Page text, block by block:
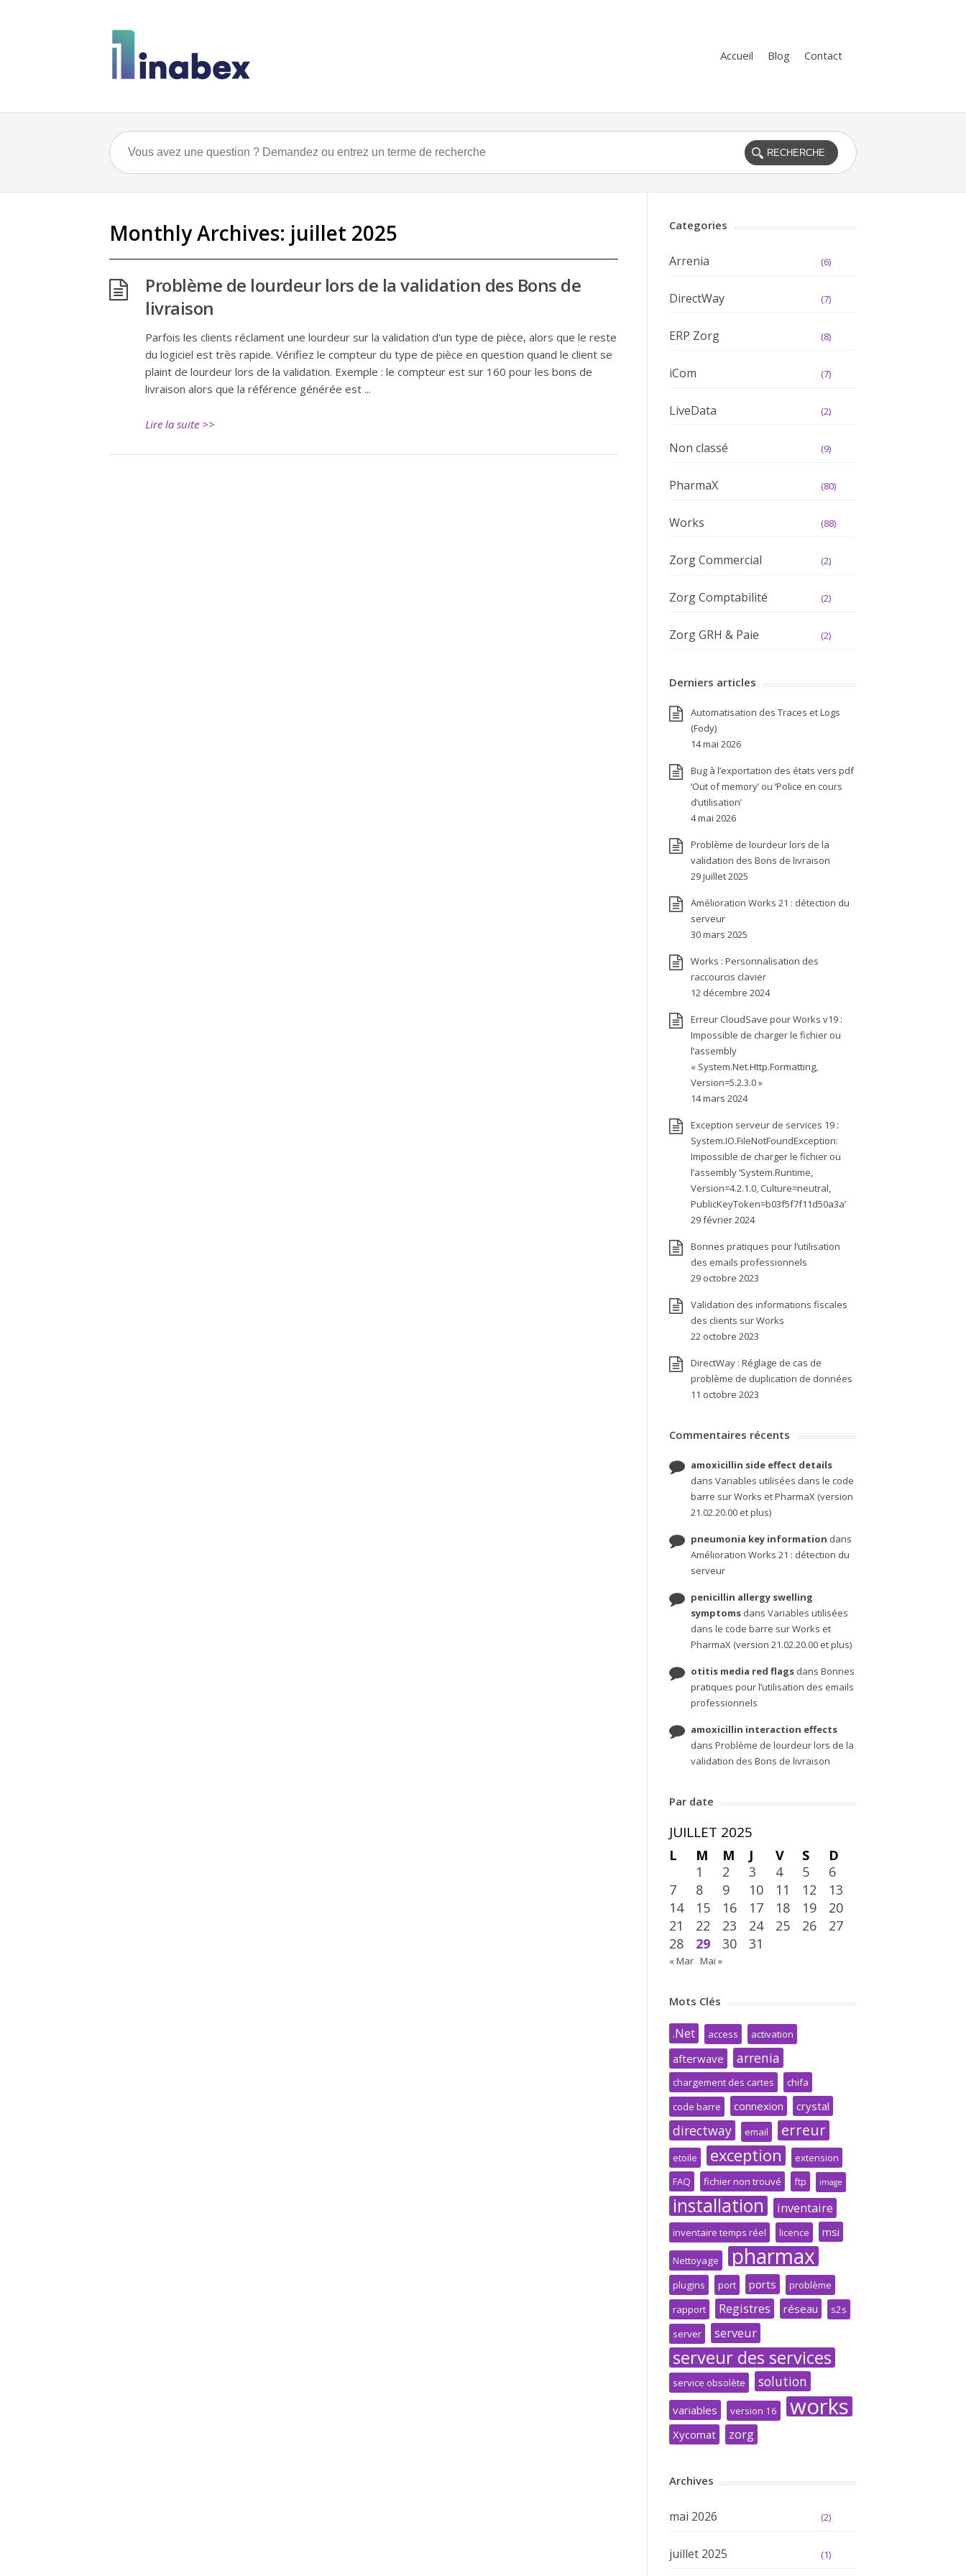
Accueil Blog Contact
Monthly Archives: juillet 2025
Problème de lourdeur lors de la validation des Bons de
livraison
Parfois les clients réclament une lourdeur sur la validation d'un type de pièce, alors que le reste
du logiciel est très rapide. Vérifiez le compteur du type de pièce en question quand le client se
plaint de lourdeur lors de la validation. Exemple : le compteur est sur 160 pour les bons de
livraison alors que la référence générée est ...
Lire la suite >>
Categories
Arrenia (6)
DirectWay (7)
ERP Zorg (8)
iCom (7)
LiveData (2)
Non classé (9)
PharmaX (80)
Works (88)
Zorg Commercial (2)
Zorg Comptabilité (2)
Zorg GRH & Paie (2)
Derniers articles
Automatisation des Traces et Logs
(Fody)
14 mai 2026
Bug à l’exportation des états vers pdf
‘Out of memory’ ou ‘Police en cours
d’utilisation’
4 mai 2026
Problème de lourdeur lors de la
validation des Bons de livraison
29 juillet 2025
Amélioration Works 21 : détection du
serveur
30 mars 2025
Works : Personnalisation des
raccourcis clavier
12 décembre 2024
Erreur CloudSave pour Works v19 :
Impossible de charger le fichier ou
l’assembly
« System.Net.Http.Formatting,
Version=5.2.3.0 »
14 mars 2024
Exception serveur de services 19 :
System.IO.FileNotFoundException:
Impossible de charger le fichier ou
l’assembly ‘System.Runtime,
Version=4.2.1.0, Culture=neutral,
PublicKeyToken=b03f5f7f11d50a3a’
29 février 2024
Bonnes pratiques pour l’utilisation
des emails professionnels
29 octobre 2023
Validation des informations fiscales
des clients sur Works
22 octobre 2023
DirectWay : Réglage de cas de
problème de duplication de données
11 octobre 2023
Commentaires récents
amoxicillin side effect details
dans Variables utilisées dans le code
barre sur Works et PharmaX (version
21.02.20.00 et plus)
pneumonia key information dans
Amélioration Works 21 : détection du
serveur
penicillin allergy swelling
symptomsdans Variables utilisées
dans le code barre sur Works et
PharmaX (version 21.02.20.00 et plus)
otitis media red flagsdans Bonnes
pratiques pour l’utilisation des emails
professionnels
amoxicillin interaction effects
dans Problème de lourdeur lors de la
validation des Bons de livraison
Par date
JUILLET 2025
L M M J V S
D
1
2 3 4 5
6
7
8 9 10 11 12
13
14
15 16 17 18 19
20
21
22 23 24 25 26
27
28
29 30 31
« Mar Mai »
Mots Clés
.Net access activation
afterwave arrenia
chargement des cartes
chifa
code barre
connexion crystal
directway email erreur
etoile exception
extension
FAQ
fichier non trouvé ftp image
installation inventaire
inventaire temps réel licence msi
Nettoyage pharmax
plugins port ports
problème
rapport
Registres réseau
s2s
server
serveur
serveur des services
service obsolète solution
variables version 16 works
Xycomat zorg
Archives
mai 2026 (2)
juillet 2025 (1)